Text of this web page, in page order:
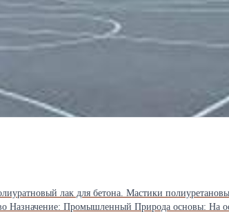
полиуретановые для кровли Полиуретан холодного отверждения
Назначение: Промышленный Природа основы: На